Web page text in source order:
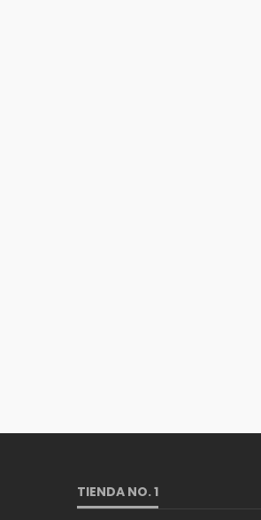
TIENDA NO. 1